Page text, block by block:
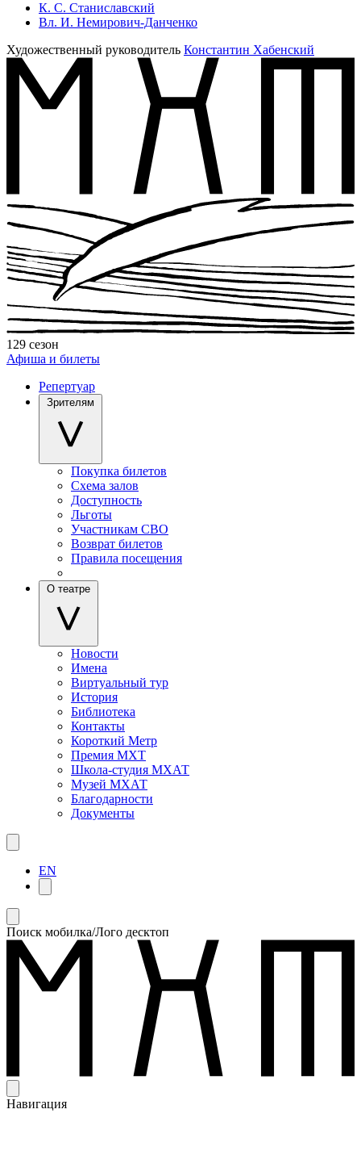
К. С. Станиславский
Вл. И. Немирович-Данченко
Художественный руководитель Константин Хабенский
129 сезон
Афиша и билеты
Репертуар
Зрителям
Покупка билетов
Схема залов
Доступность
Льготы
Участникам СВО
Возврат билетов
Правила посещения
О театре
Новости
Имена
Виртуальный тур
История
Библиотека
Контакты
Короткий Метр
Премия МХТ
Школа-студия МХАТ
Музей МХАТ
Благодарности
Документы
EN
Поиск мобилка/Лого десктоп
Навигация